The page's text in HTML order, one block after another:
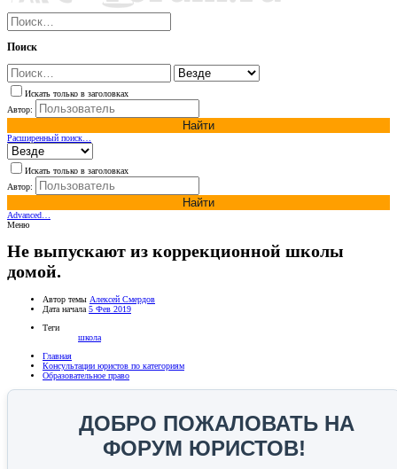
Поиск
Искать только в заголовках
Автор:
Найти
Расширенный поиск…
Искать только в заголовках
Автор:
Найти
Advanced…
Меню
Не выпускают из коррекционной школы
домой.
Автор темы Алексей Смердов
Дата начала 5 Фев 2019
Теги
школа
Главная
Консультации юристов по категориям
Образовательное право
ДОБРО ПОЖАЛОВАТЬ НА
ФОРУМ ЮРИСТОВ!